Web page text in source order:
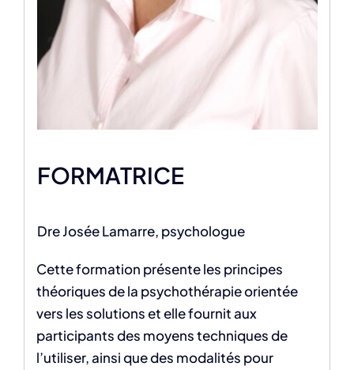
FORMATRICE
Dre Josée Lamarre, psychologue
Cette formation présente les principes
théoriques de la psychothérapie orientée
vers les solutions et elle fournit aux
participants des moyens techniques de
l’utiliser, ainsi que des modalités pour